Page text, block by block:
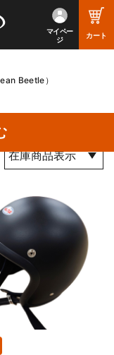
マイペー
ジ
カート
Beetle）